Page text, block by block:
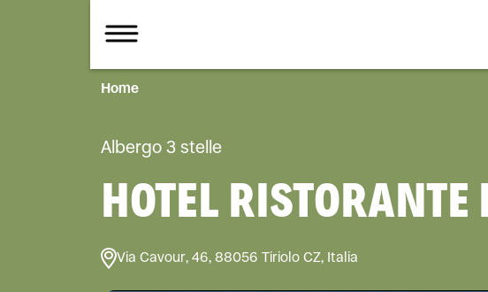
Home
Albergo 3 stelle
HOTEL
Via Cavour, 46, 88056 Tiriolo CZ, Italia